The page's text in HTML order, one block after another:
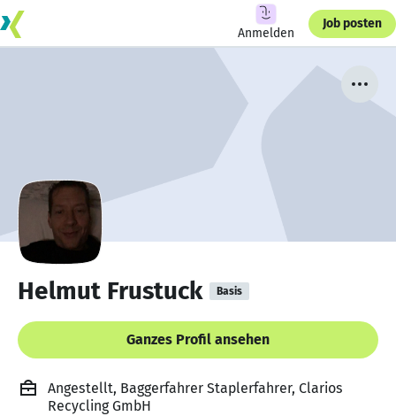
Anmelden
Job posten
Helmut Frustuck Basis
Ganzes Profil ansehen
Angestellt, Baggerfahrer Staplerfahrer, Clarios
Recycling GmbH